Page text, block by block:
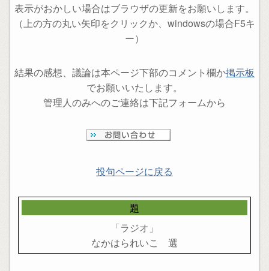
表示がおかしい場合はブラウザの更新をお願いします。
（上の方の丸い矢印をクリックか、windowsの場合F5キ
ー）
結果の感想、議論は本ページ下部のコメント欄か掲示板
でお願いいたします。
管理人のみへのご連絡は下記フォームから
投句ページに戻る
題
「ラジオ」
なかはられいこ 選